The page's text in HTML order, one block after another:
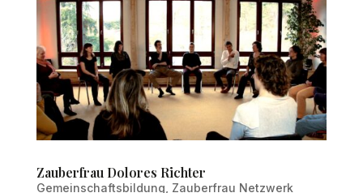
Zauberfrau Dolores Richter
Gemeinschaftsbildung Zauberfrau Netzwerk